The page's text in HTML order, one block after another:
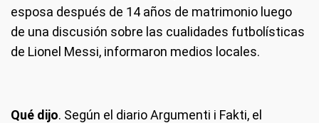
esposa después de 14 años de matrimonio luego
de una discusión sobre las cualidades futbolísticas
de Lionel Messi, informaron medios locales.
Qué dijo. Según el diario Argumenti i Fakti, el